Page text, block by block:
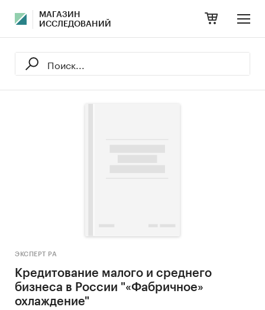
МАГАЗИН
ИССЛЕДОВАНИЙ
ЭКСПЕРТ РА
Кредитование малого и среднего
бизнеса в России "«Фабричное»
охлаждение"